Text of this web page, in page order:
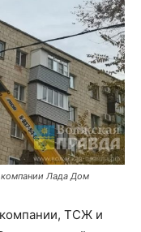
компании Лада Дом
ТСЖ и